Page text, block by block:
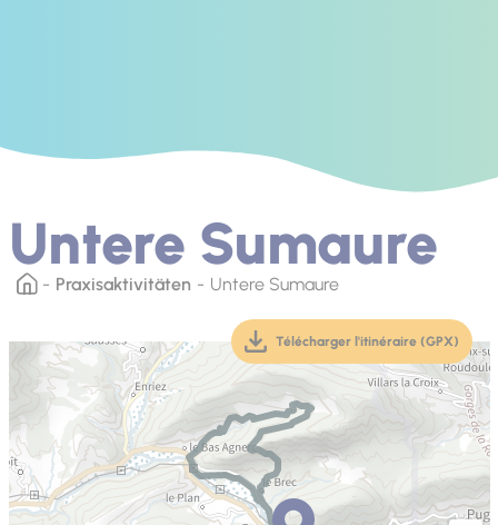
Untere Sumaure
Praxisaktivitäten Untere Sumaure
Télécharger l'itinéraire (GPX)
(téléchargement,